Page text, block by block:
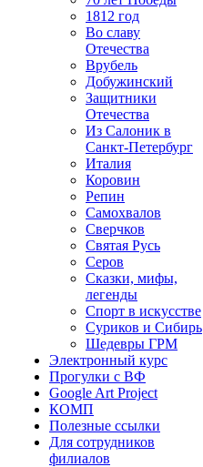
1812 год
Во славу
Отечества
Врубель
Добужинский
Защитники
Отечества
Из Салоник в
Санкт-Петербург
Италия
Коровин
Репин
Самохвалов
Сверчков
Святая Русь
Серов
Сказки, мифы,
легенды
Спорт в искусстве
Суриков и Сибирь
Шедевры ГРМ
Электронный курс
Прогулки с ВФ
Google Art Project
КОМП
Полезные ссылки
Для сотрудников
филиалов